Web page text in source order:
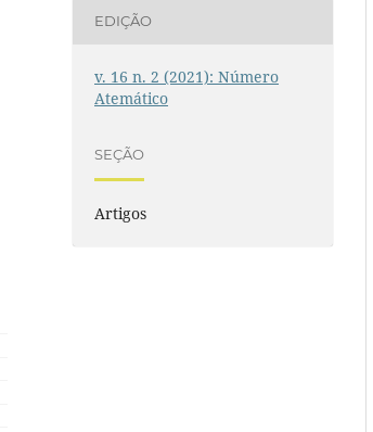
EDIÇÃO
v. 16 n. 2 (2021): Número
Atemático
SEÇÃO
Artigos